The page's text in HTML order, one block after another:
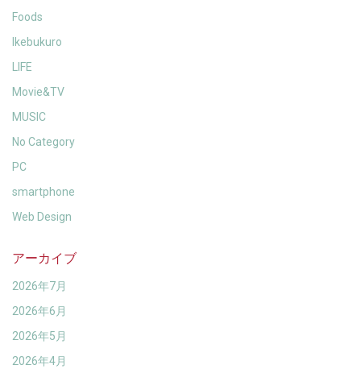
Foods
Ikebukuro
LIFE
Movie&TV
MUSIC
No Category
PC
smartphone
Web Design
アーカイブ
2026年7月
2026年6月
2026年5月
2026年4月